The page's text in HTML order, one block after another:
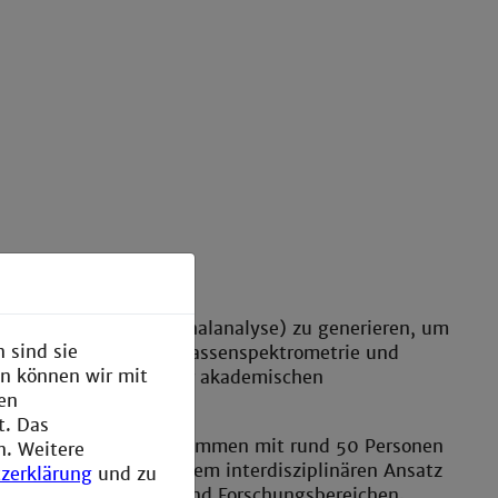
sowie Bild- und Signalanalyse) zu generieren, um
zu schaffen. Massenspektrometrie und
sowie in der akademischen
Mannheim, die zusammen mit rund 50 Personen
aktiv sind. Mit diesem interdisziplinären Ansatz
sind sie
können wir mit
Das
Weitere
und zu